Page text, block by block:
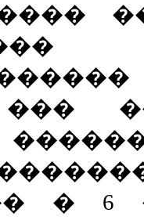
���
� 6